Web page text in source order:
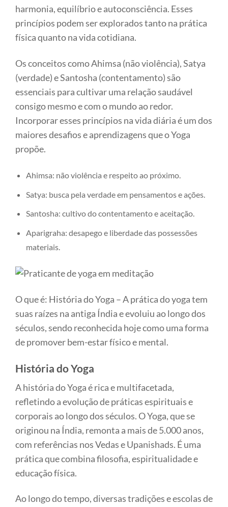
harmonia, equilíbrio e autoconsciência. Esses
princípios podem ser explorados tanto na prática
física quanto na vida cotidiana.
Os conceitos como Ahimsa (não violência), Satya
(verdade) e Santosha (contentamento) são
essenciais para cultivar uma relação saudável
consigo mesmo e com o mundo ao redor.
Incorporar esses princípios na vida diária é um dos
maiores desafios e aprendizagens que o Yoga
propõe.
Ahimsa: não violência e respeito ao próximo.
Satya: busca pela verdade em pensamentos e ações.
Santosha: cultivo do contentamento e aceitação.
Aparigraha: desapego e liberdade das possessões
materiais.
O que é: História do Yoga – A prática do yoga tem
suas raízes na antiga Índia e evoluiu ao longo dos
séculos, sendo reconhecida hoje como uma forma
de promover bem-estar físico e mental.
História do Yoga
A história do Yoga é rica e multifacetada,
refletindo a evolução de práticas espirituais e
corporais ao longo dos séculos. O Yoga, que se
originou na Índia, remonta a mais de 5.000 anos,
com referências nos Vedas e Upanishads. É uma
prática que combina filosofia, espiritualidade e
educação física.
Ao longo do tempo, diversas tradições e escolas de